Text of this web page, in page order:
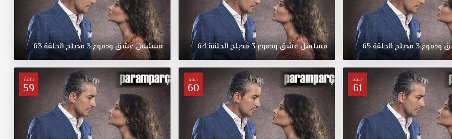
ودموع3 مدبلجالحلقة65 مسلسلعشقودموع3 مدبلجالحلقة64 مسلسلعشقودموع3 مدبلجالحلقة63
حلقة
61
حلقة
60
حلقة
59